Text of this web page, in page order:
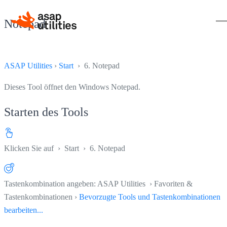
Notepad
ASAP Utilities › Start › 6. Notepad
Dieses Tool öffnet den Windows Notepad.
Starten des Tools
Klicken Sie auf › Start › 6. Notepad
Tastenkombination angeben: ASAP Utilities › Favoriten &
Tastenkombinationen › Bevorzugte Tools und Tastenkombinationen
bearbeiten...